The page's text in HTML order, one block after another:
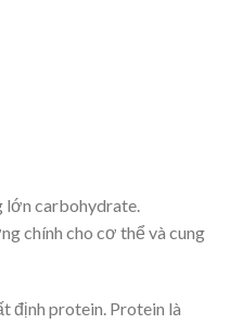
carbohydrate.
chính cho cơ thể và cung
định protein. Protein là